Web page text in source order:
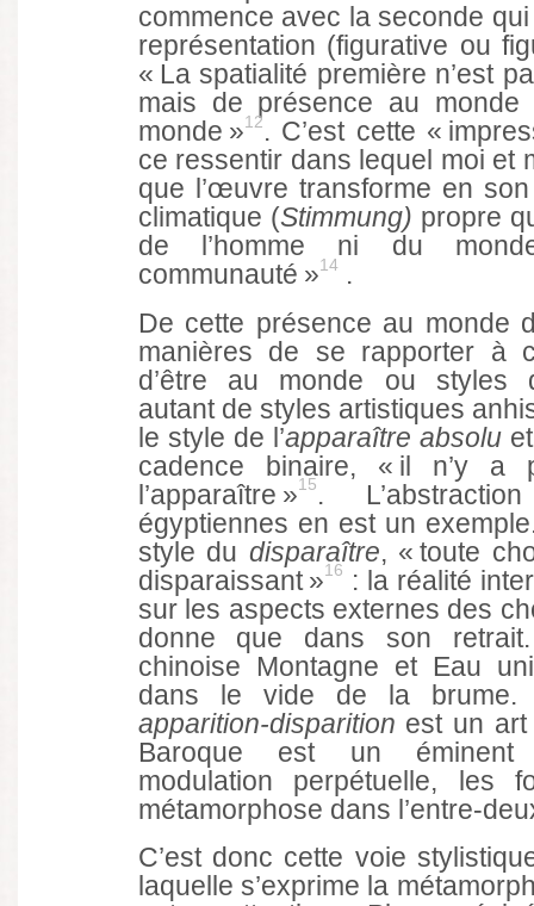
commence avec la seconde
représentation (figurative ou
« La spatialité première n’est
mais de présence au
monde »12 . C’est cette «
ce ressentir dans lequel moi et
que l’œuvre transforme en
climatique (Stimmung) propre
de l’homme ni du
communauté »14.
De cette présence au monde
manières de se rapporter à
d’être au monde ou styles
autant de styles artistiques
le style de l’apparaître absolu
cadence binaire, « il n’y a
l’apparaître »15 .
égyptiennes en est un
style du disparaître, « toute
disparaissant »16
: la réalité
sur les aspects externes des
donne que dans son
chinoise Montagne et Eau
dans le vide de la brume.
apparition-disparition est un
Baroque est un éminent
modulation perpétuelle, les
métamorphose dans l’entre-
C’est donc cette voie
laquelle s’exprime la